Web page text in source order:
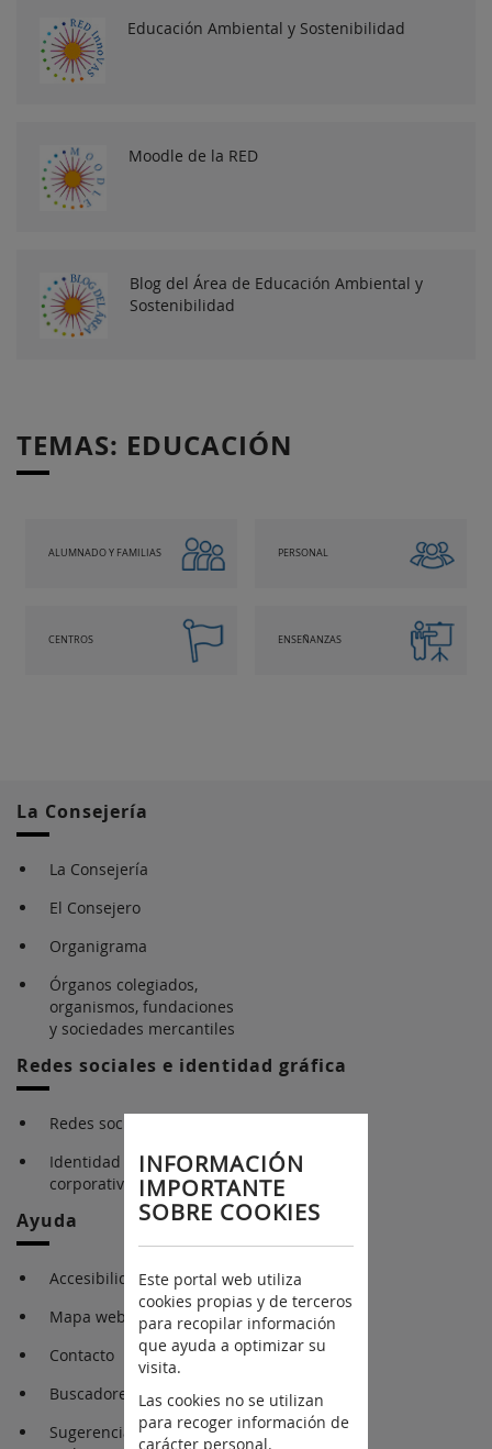
Educación Ambiental y Sostenibilidad
Moodle de la RED
Blog del Área de Educación Ambiental y
Sostenibilidad
TEMAS: EDUCACIÓN
ALUMNADO Y FAMILIAS PERSONAL
CENTROS ENSEÑANZAS
La Consejería
La Consejería
El Consejero
Organigrama
Órganos colegiados,
organismos, fundaciones
y sociedades mercantiles
Redes sociales e identidad gráfica
Redes sociales
Identidad gráfica
corporativa
Ayuda
Accesibilidad
Mapa web
Contacto
Buscadores
Sugerencia y
INFORMACIÓN
IMPORTANTE
SOBRE COOKIES
Este portal web utiliza
cookies propias y de terceros
para recopilar información
que ayuda a optimizar su
visita.
Las cookies no se utilizan
para recoger información de
carácter personal.